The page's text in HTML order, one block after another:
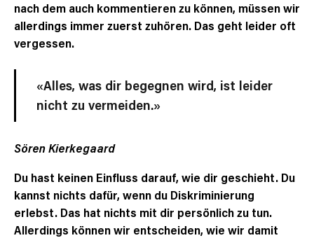
nach dem auch kommentieren zu können, müssen wir
allerdings immer zuerst zuhören. Das geht leider oft
vergessen.
«Alles, was dir begegnen wird, ist leider
nicht zu vermeiden.»
Sören Kierkegaard
Du hast keinen Einfluss darauf, wie dir geschieht. Du
kannst nichts dafür, wenn du Diskriminierung
erlebst. Das hat nichts mit dir persönlich zu tun.
Allerdings können wir entscheiden, wie wir damit